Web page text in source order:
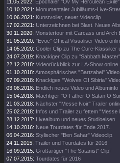
11.05.2022: Epochaler "Ov My Herculean
10.10.2021: Monumentaler Jubiläums-Live-
10.06.2021: Kunstvoller, neuer Videoclip
17.02.2021: Unterzeichnen bei Blast. Neues
30.11.2020: Monstertour mit Carcass und Arch
31.05.2020: "Evoe" Offical Visualiser Video
14.05.2020: Cooler Clip zu The Cure-Klassiker
24.07.2019: Knackiger Clip zu "Sabbath Master"
22.12.2018: Videorückblick zur LA-Show online
01.10.2018: Atmosphärisches "Bartzabel" Video
07.09.2018: Knackiges "Wolves Of Sibiria"
03.08.2018: Endlich neues Video und Albuminfo
15.04.2018: Mächtiger "O Father O Satan O
21.03.2018: Nächster "Messe Noir" Trailer
25.02.2018: Infos und Trailer zu fettem "Messe
28.12.2017: Livealbum und neues Studioeisen
14.10.2016: Neue Tourdates für Ende 2017.
06.04.2016: Stylischer "Ben Sahar" Videoclip.
24.11.2015: Trailer und Tourdates für 2016!
16.09.2015: Großartiger "The Satanist" Clip!
07.07.2015: Tourdates für 2016